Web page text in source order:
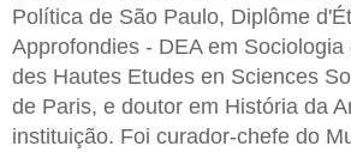
Política de São Paulo, Diplôme
Approfondies - DEA em
des Hautes Etudes en Sciences
de Paris, e doutor em História da
instituição. Foi curador-chefe do